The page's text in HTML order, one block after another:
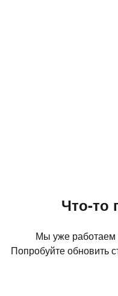
Что-то
Мы уже
Попробуйте обновить